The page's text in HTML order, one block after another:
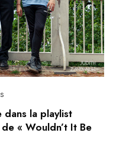
dans la playlist
« Wouldn’t It Be